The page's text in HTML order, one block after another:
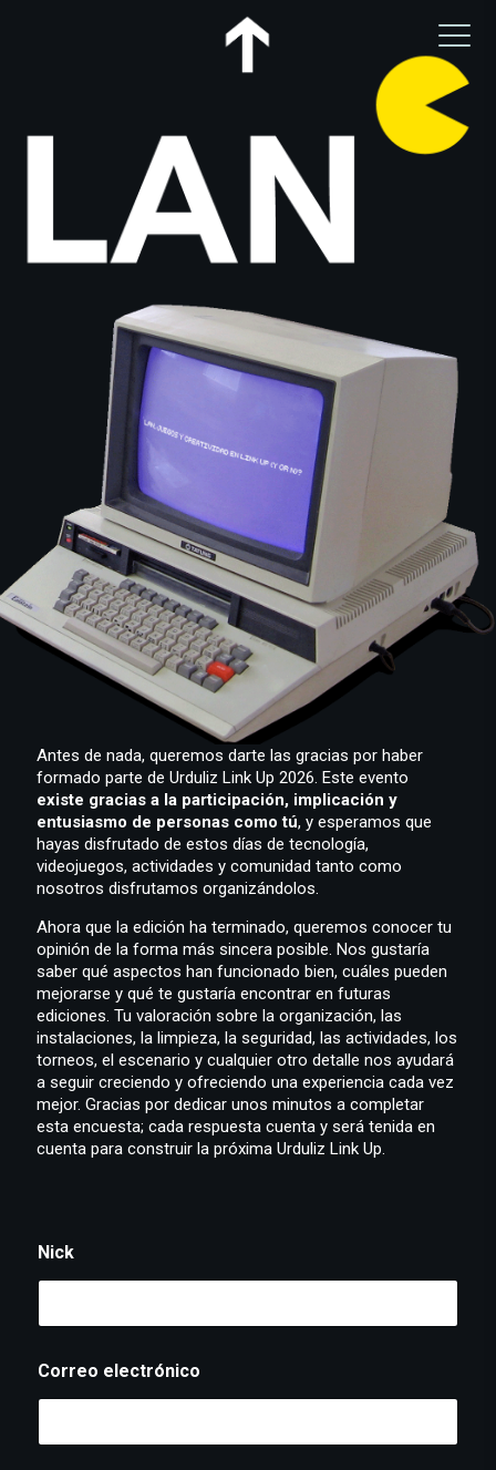
Antes de nada, queremos darte las gracias por haber
formado parte de Urduliz Link Up 2026. Este evento
existe gracias a la participación, implicación y
entusiasmo de personas como tú, y esperamos que
hayas disfrutado de estos días de tecnología,
videojuegos, actividades y comunidad tanto como
nosotros disfrutamos organizándolos.
Ahora que la edición ha terminado, queremos conocer tu
opinión de la forma más sincera posible. Nos gustaría
saber qué aspectos han funcionado bien, cuáles pueden
mejorarse y qué te gustaría encontrar en futuras
ediciones. Tu valoración sobre la organización, las
instalaciones, la limpieza, la seguridad, las actividades, los
torneos, el escenario y cualquier otro detalle nos ayudará
a seguir creciendo y ofreciendo una experiencia cada vez
mejor. Gracias por dedicar unos minutos a completar
esta encuesta; cada respuesta cuenta y será tenida en
cuenta para construir la próxima Urduliz Link Up.
Nick
Correo electrónico